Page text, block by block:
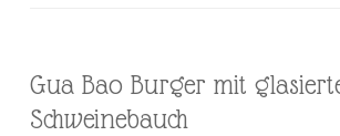
Gua Bao Burger mit
Schweinebauch